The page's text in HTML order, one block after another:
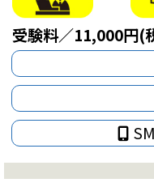
受験料／11,000円(